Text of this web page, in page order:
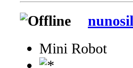
Mini Robot